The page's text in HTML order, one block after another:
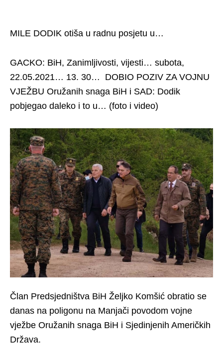
MILE DODIK otiša u radnu posjetu u…
GACKO: BiH, Zanimljivosti, vijesti… subota,
22.05.2021… 13. 30… DOBIO POZIV ZA VOJNU
VJEŽBU Oružanih snaga BiH i SAD: Dodik
pobjegao daleko i to u… (foto i video)
Član Predsjedništva BiH Željko Komšić obratio se
danas na poligonu na Manjači povodom vojne
vježbe Oružanih snaga BiH i Sjedinjenih Američkih
Država.